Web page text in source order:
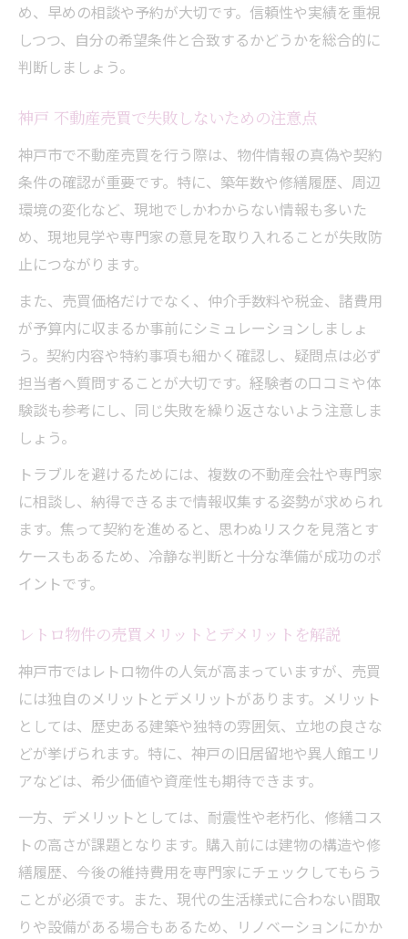
め、早めの相談や予約が大切です。信頼性や実績を重視
しつつ、自分の希望条件と合致するかどうかを総合的に
判断しましょう。
神戸 不動産売買で失敗しないための注意点
神戸市で不動産売買を行う際は、物件情報の真偽や契約
条件の確認が重要です。特に、築年数や修繕履歴、周辺
環境の変化など、現地でしかわからない情報も多いた
め、現地見学や専門家の意見を取り入れることが失敗防
止につながります。
また、売買価格だけでなく、仲介手数料や税金、諸費用
が予算内に収まるか事前にシミュレーションしましょ
う。契約内容や特約事項も細かく確認し、疑問点は必ず
担当者へ質問することが大切です。経験者の口コミや体
験談も参考にし、同じ失敗を繰り返さないよう注意しま
しょう。
トラブルを避けるためには、複数の不動産会社や専門家
に相談し、納得できるまで情報収集する姿勢が求められ
ます。焦って契約を進めると、思わぬリスクを見落とす
ケースもあるため、冷静な判断と十分な準備が成功のポ
イントです。
レトロ物件の売買メリットとデメリットを解説
神戸市ではレトロ物件の人気が高まっていますが、売買
には独自のメリットとデメリットがあります。メリット
としては、歴史ある建築や独特の雰囲気、立地の良さな
どが挙げられます。特に、神戸の旧居留地や異人館エリ
アなどは、希少価値や資産性も期待できます。
一方、デメリットとしては、耐震性や老朽化、修繕コス
トの高さが課題となります。購入前には建物の構造や修
繕履歴、今後の維持費用を専門家にチェックしてもらう
ことが必須です。また、現代の生活様式に合わない間取
りや設備がある場合もあるため、リノベーションにかか